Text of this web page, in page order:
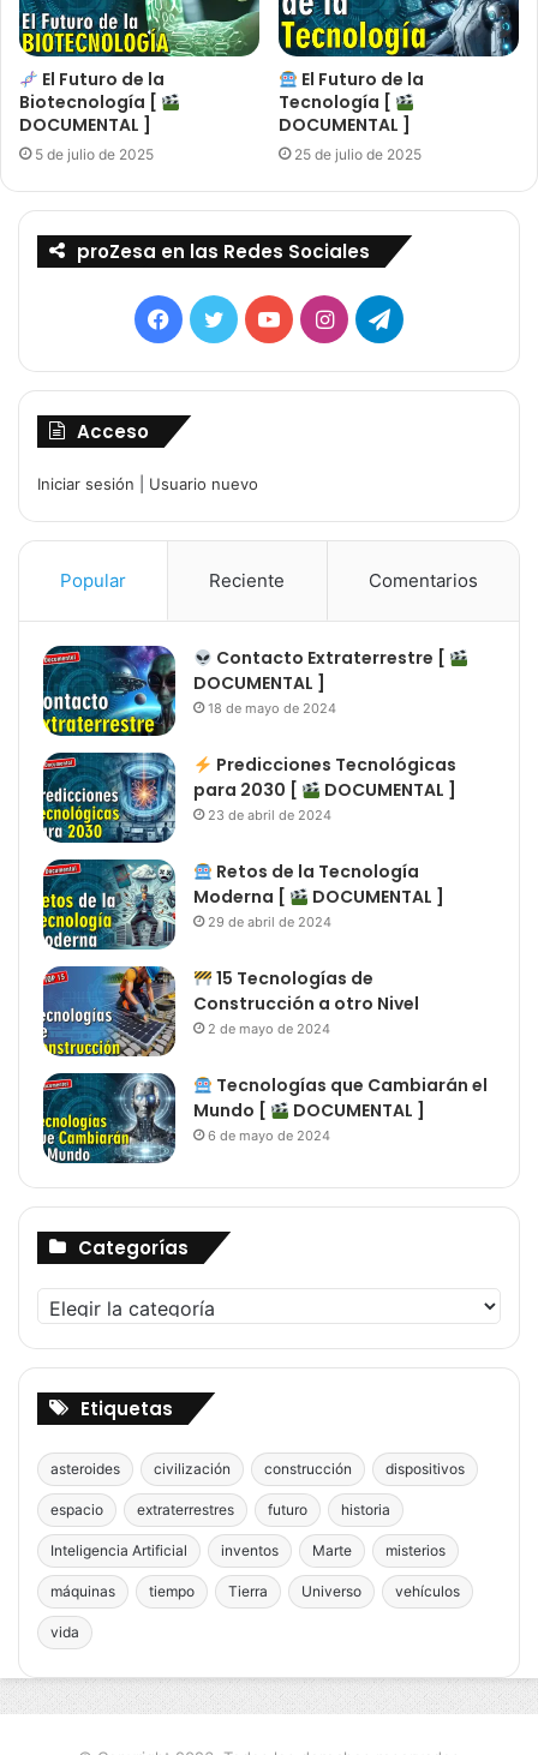
El Futuro de la
Biotecnología [
DOCUMENTAL ]
5 de julio de 2025
El Futuro de la
Tecnología [
DOCUMENTAL ]
25 de julio de 2025
proZesa en las Redes Sociales
Facebook
TwitterYouTubeInstagramTelegram
Acceso
Iniciar sesión Usuario nuevo
Popular Reciente Comentarios
Contacto Extraterrestre [
DOCUMENTAL ]
18 de mayo de 2024
Predicciones Tecnológicas
para 2030 [
DOCUMENTAL ]
23 de abril de 2024
Retos de la Tecnología
Moderna [
DOCUMENTAL ]
29 de abril de 2024
15 Tecnologías de
Construcción a otro Nivel
2 de mayo de 2024
Tecnologías que Cambiarán el
Mundo [
DOCUMENTAL ]
6 de mayo de 2024
Categorías
Categorías
Etiquetas
asteroides civilización construcción dispositivos
espacio extraterrestres futuro historia
Inteligencia Artificial inventos Marte misterios
máquinas tiempo Tierra Universo vehículos
vida